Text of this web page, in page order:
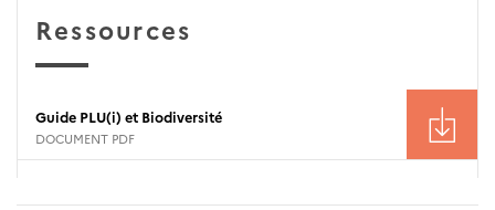
Ressources
Guide PLU(i) et Biodiversité
DOCUMENT PDF